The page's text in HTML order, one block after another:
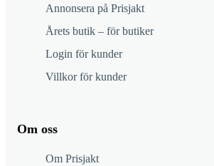
Annonsera på Prisjakt
Årets butik – för butiker
Login för kunder
Villkor för kunder
Om oss
Om Prisjakt